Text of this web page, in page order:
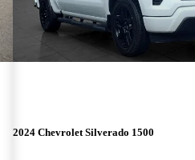
2024 Chevrolet Silverado 1500